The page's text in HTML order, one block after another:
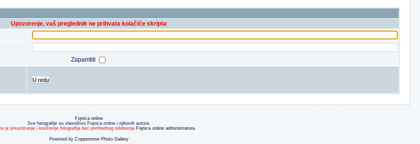
Upozorenje, vaš preglednik ne prihvata kolačiće skripta
Zapamtiti
U redu
Fojnica online
Sve fotografije su vlasništvo Fojnica online i njihovih autora.
je preuzimanje i korištenje fotografija bez prethodnog odobrenja Fojnica online administratora.
Powered by Coppermine Photo Gallery